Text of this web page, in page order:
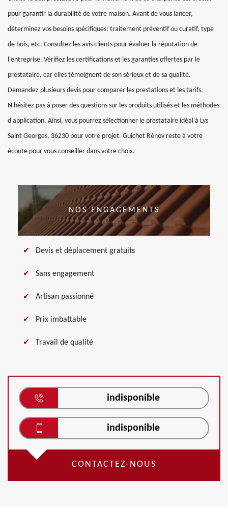
pour garantir la durabilité de votre maison. Avant de vous lancer,
déterminez vos besoins spécifiques: traitement préventif ou curatif, type
de bois, etc. Consultez les avis clients pour évaluer la réputation de
l'entreprise. Vérifiez les certifications et les garanties offertes par le
prestataire, car elles témoignent de son sérieux et de sa qualité.
Demandez plusieurs devis pour comparer les prestations et les tarifs.
N'hésitez pas à poser des questions sur les produits utilisés et les méthodes
d'application. Ainsi, vous pourrez sélectionner le prestataire idéal à Lys
Saint Georges, 36230 pour votre projet. Guichet Rénov reste à votre
écoute pour vous conseiller dans votre choix.
NOS ENGAGEMENTS
Devis et déplacement gratuits
Sans engagement
Artisan passionné
Prix imbattable
Travail de qualité
indisponible
indisponible
CONTACTEZ-NOUS